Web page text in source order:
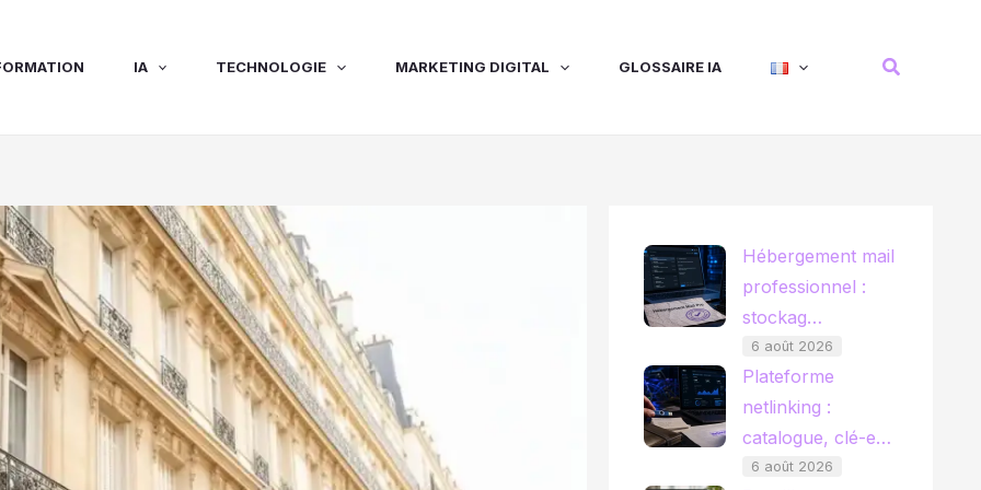
IA TECHNOLOGIE MARKETING DIGITAL GLOSSAIRE IA
Hébergement mail
professionnel :
stockag…
6 août 2026
Plateforme
netlinking :
catalogue, clé-e…
6 août 2026